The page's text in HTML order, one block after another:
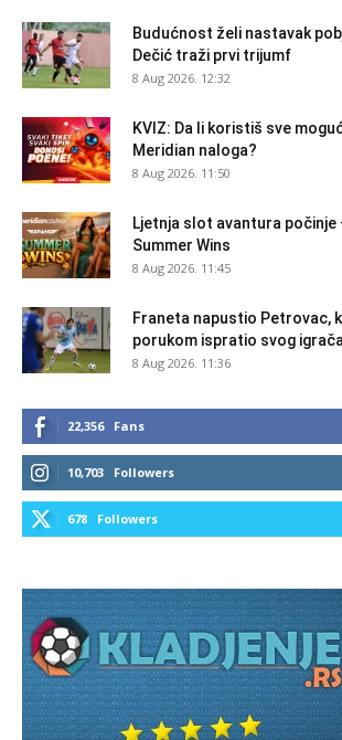
Budućnost želi nastavak
Dečić traži prvi trijumf
8 Aug 2026. 12:32
KVIZ: Da li koristiš sve
Meridian naloga?
8 Aug 2026. 11:50
Ljetnja slot avantura počinje
Summer Wins
8 Aug 2026. 11:45
Franeta napustio Petrovac,
porukom ispratio svog igrača
8 Aug 2026. 11:36
22,356 Fans
10,703 Followers
678 Followers